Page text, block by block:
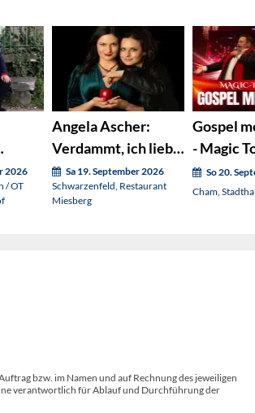
2026
/ OT
Angela Ascher:
Verdammt, ich lieb'
mich.
Sa 19. September 2026
Schwarzenfeld, Restaurant
Miesberg
Gospel
- Magic
So 20.
Cham,
bzw. im Namen und auf Rechnung des jeweiligen
verantwortlich für Ablauf und Durchführung der